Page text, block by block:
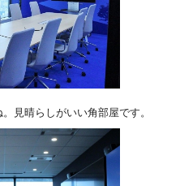
見晴らしがいい角部屋です。